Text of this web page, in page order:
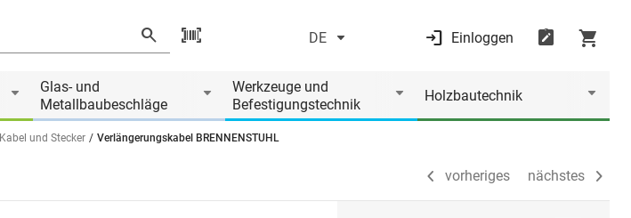
DE Einloggen
Glas- und
Metallbaubeschläge
Werkzeuge und
Befestigungstechnik
Holzbautechnik
Kabel und Stecker Verlängerungskabel BRENNENSTUHL
vorheriges nächstes
vorheriges nächstes